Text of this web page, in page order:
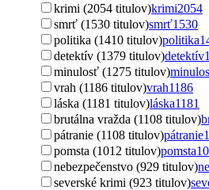
krimi (2054 titulov)krimi2054
smrť (1530 titulov)smrť1530
politika (1410 titulov)politika
detektív (1379 titulov)detektív
minulosť (1275 titulov)
vrah (1186 titulov)vrah1186
láska (1181 titulov)láska1181
brutálna vražda (1108 titulov)
pátranie (1108 titulov)pátranie
pomsta (1012 titulov)pomsta
nebezpečenstvo (929 titulov)
severské krimi (923 titulov)